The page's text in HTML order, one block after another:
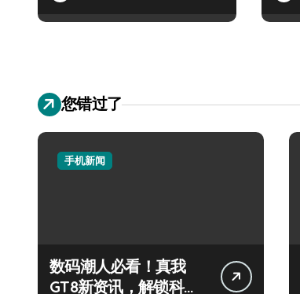
您错过了
手机新闻
数码潮人必看！真我
GT8新资讯，解锁科技